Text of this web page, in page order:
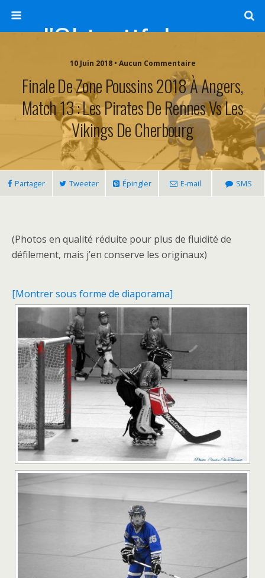
l'Objectif de Clairette
10 Juin 2018 • Aucun Commentaire
Finale De Zone Poussins 2018 À Angers,
Match 13 : Les Pirates De Rennes Vs Les
Vikings De Cherbourg
Partager Tweeter Épingler E-mail SMS
(Photos en qualité réduite pour plus de fluidité de
défilement, mais j’en conserve les originaux)
[Montrer sous forme de diaporama]